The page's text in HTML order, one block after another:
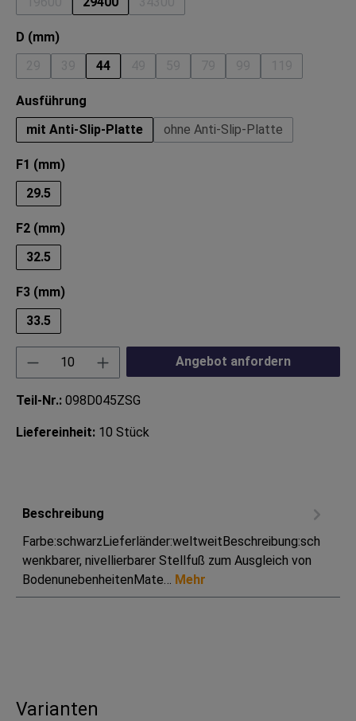
(Diese Option ist zurzeit nicht verfügbar.)
(Diese Option ist zurzeit nicht
D (mm)auswählen
(Diese Option ist zurzeit nicht verfügbar.)
(Diese Option ist zurzeit nicht verfügbar.)
44
(Diese Option ist zurzeit nicht verfügbar.)
(Diese Option ist zurzeit nicht
(Diese Option ist zurzeit
(Diese Option ist
(Diese Option
Ausführung
mit Anti-Slip-Platte
ohne Anti-Slip-Platte
F1 (mm)auswählen
29.5
F2 (mm)auswählen
32.5
F3 (mm)auswählen
33.5
Produkt Anzahl: Gib den gewünschten
Angebot anfordern
Teil-Nr.: 098D045ZSG
Liefereinheit: 10 Stück
Beschreibung
Farbe:schwarzLieferländer:weltweitBeschreibung:sch
wenkbarer, nivellierbarer Stellfuß zum Ausgleich von
BodenunebenheitenMate… Mehr
Varianten